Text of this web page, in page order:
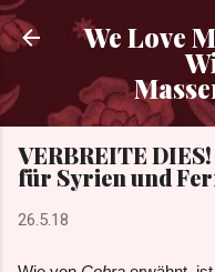
Direkt
We Love
VERBREITE
für Syrien und
26.5.18